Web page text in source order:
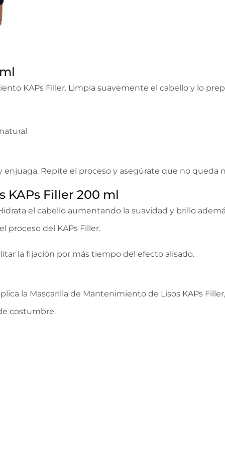
KAPs Filler. Limpia suavemente el cabello y lo
Repite el proceso y asegúrate que no queda
KAPs Filler 200 ml
el cabello aumentando la suavidad y brillo
proceso del KAPs Filler.
la fijación por más tiempo del efecto alisado.
la Mascarilla de Mantenimiento de Lisos KAPs
costumbre.